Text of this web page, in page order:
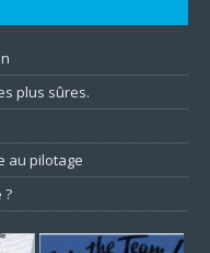
plus sûres.
au pilotage
?